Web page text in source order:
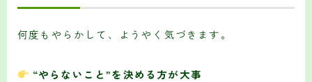
何度もやらかして、ようやく気づきます。
“やらないこと”を決める方が大事